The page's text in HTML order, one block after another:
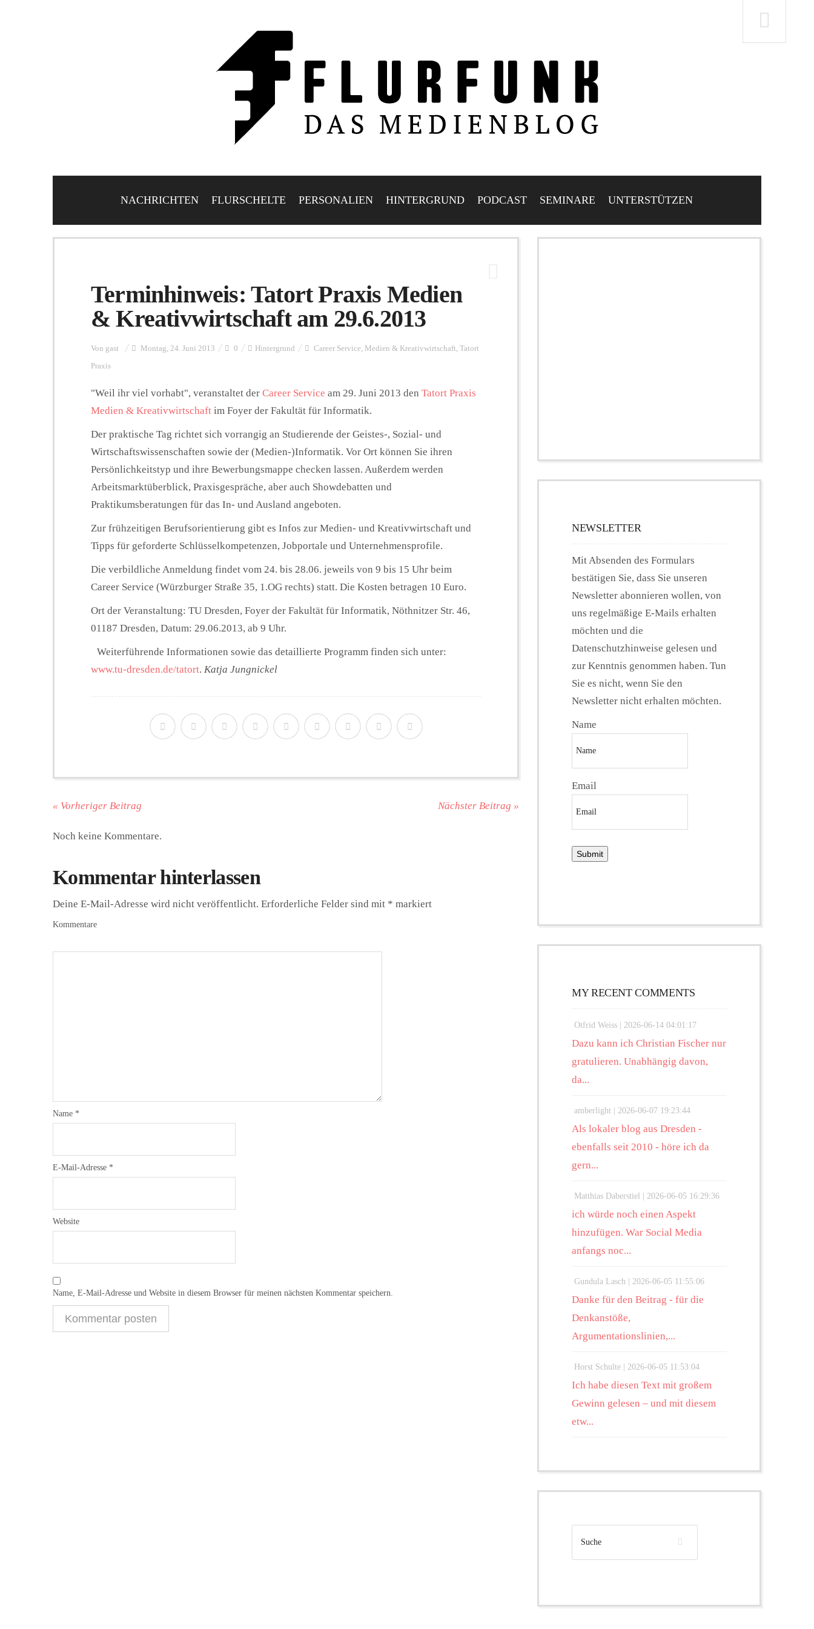
NACHRICHTEN FLURSCHELTE PERSONALIEN HINTERGRUND PODCAST SEMINARE UNTERSTÜTZEN
Terminhinweis: Tatort Praxis Medien
& Kreativwirtschaft am 29.6.2013
Von gast Montag, 24. Juni 2013 0 Hintergrund Career Service, Medien & Kreativwirtschaft, Tatort
Praxis
"Weil ihr viel vorhabt", veranstaltet der Career Service am 29. Juni 2013 den Tatort Praxis
Medien & Kreativwirtschaft im Foyer der Fakultät für Informatik.
Der praktische Tag richtet sich vorrangig an Studierende der Geistes-, Sozial- und
Wirtschaftswissenschaften sowie der (Medien-)Informatik. Vor Ort können Sie ihren
Persönlichkeitstyp und ihre Bewerbungsmappe checken lassen. Außerdem werden
Arbeitsmarktüberblick, Praxisgespräche, aber auch Showdebatten und
Praktikumsberatungen für das In- und Ausland angeboten.
Zur frühzeitigen Berufsorientierung gibt es Infos zur Medien- und Kreativwirtschaft und
Tipps für geforderte Schlüsselkompetenzen, Jobportale und Unternehmensprofile.
Die verbildliche Anmeldung findet vom 24. bis 28.06. jeweils von 9 bis 15 Uhr beim
Career Service (Würzburger Straße 35, 1.OG rechts) statt. Die Kosten betragen 10 Euro.
Ort der Veranstaltung: TU Dresden, Foyer der Fakultät für Informatik, Nöthnitzer Str. 46,
01187 Dresden, Datum: 29.06.2013, ab 9 Uhr.
Weiterführende Informationen sowie das detaillierte Programm finden sich unter:
www.tu-dresden.de/tatort. Katja Jungnickel
« Vorheriger Beitrag Nächster Beitrag »
Noch keine Kommentare.
Kommentar hinterlassen
Deine E-Mail-Adresse wird nicht veröffentlicht. Erforderliche Felder sind mit * markiert
Kommentare
Name *
E-Mail-Adresse *
Website
Name, E-Mail-Adresse und Website in diesem Browser für meinen nächsten Kommentar speichern.
NEWSLETTER
Mit Absenden des Formulars
bestätigen Sie, dass Sie unseren
Newsletter abonnieren wollen, von
uns regelmäßige E-Mails erhalten
möchten und die
Datenschutzhinweise gelesen und
zur Kenntnis genommen haben. Tun
Sie es nicht, wenn Sie den
Newsletter nicht erhalten möchten.
Name
Email
MY RECENT COMMENTS
Otfrid Weiss | 2026-06-14 04:01:17
Dazu kann ich Christian Fischer nur
gratulieren. Unabhängig davon,
da...
amberlight | 2026-06-07 19:23:44
Als lokaler blog aus Dresden -
ebenfalls seit 2010 - höre ich da
gern...
Matthias Daberstiel | 2026-06-05 16:29:36
ich würde noch einen Aspekt
hinzufügen. War Social Media
anfangs noc...
Gundula Lasch | 2026-06-05 11:55:06
Danke für den Beitrag - für die
Denkanstöße,
Argumentationslinien,...
Horst Schulte | 2026-06-05 11:53:04
Ich habe diesen Text mit großem
Gewinn gelesen – und mit diesem
etw...